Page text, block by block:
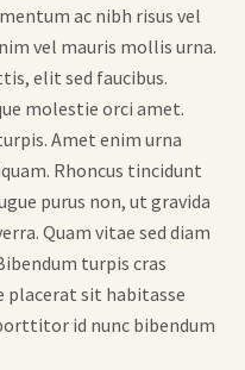
ac nibh risus vel
vel mauris mollis urna.
elit sed faucibus.
molestie orci amet.
Amet enim urna
Rhoncus tincidunt
purus non, ut gravida
Quam vitae sed diam
turpis cras
placerat sit habitasse
id nunc bibendum